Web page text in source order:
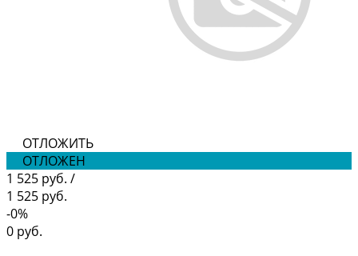
ОТЛОЖИТЬ
ОТЛОЖЕН
1 525 руб. /
1 525 руб.
-0%
0 руб.